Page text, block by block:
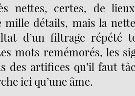
nettes, certes, de
mille détails, mais la
d’un filtrage répété
mots remémorés, les
des artifices qu’il faut
ici qu’une âme.